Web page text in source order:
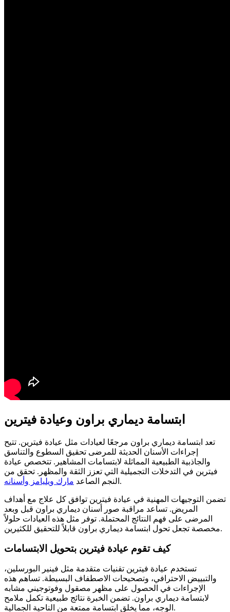
ابتسامة ديماري براون وعيادة فيترين
تعد ابتسامة ديماري براون مرجعًا لعيادات مثل عيادة فيترين. تتيح
إجراءات الأسنان الحديثة للمرضى تحقيق السطوع والتناسق
والجاذبية الطبيعية المماثلة لابتسامات المشاهير. تتخصص عيادة
فيترين في التدخلات التجميلية التي تعزز الثقة والمظهر. تحقق من
النجم الصاعد مارك ويليامز وأسنانه .
تضمن التوجيهات المهنية في عيادة فيترين توافق كل علاج مع أهداف
المريض. تساعد مراقبة صور أسنان ديماري براون قبل وبعد
المرضى على فهم النتائج المحتملة. توفر مثل هذه العيادات حلولاً
مخصصة تجعل تحول ابتسامة ديماري براون قابلاً للتحقيق للكثيرين.
كيف تقوم عيادة فيترين بتحويل الابتسامات
تستخدم عيادة فيترين تقنيات متقدمة مثل فينير البورسلين،
والتبييض الاحترافي، وتصحيحات الاصطفاف البسيطة. تساهم هذه
الإجراءات في الحصول على مظهر مصقول وفوتوجيني مشابه
لابتسامة ديماري براون. تضمن الخبرة نتائج طبيعية تكمل ملامح
الوجه، مما يخلق ابتسامة ممتعة من الناحية الجمالية.